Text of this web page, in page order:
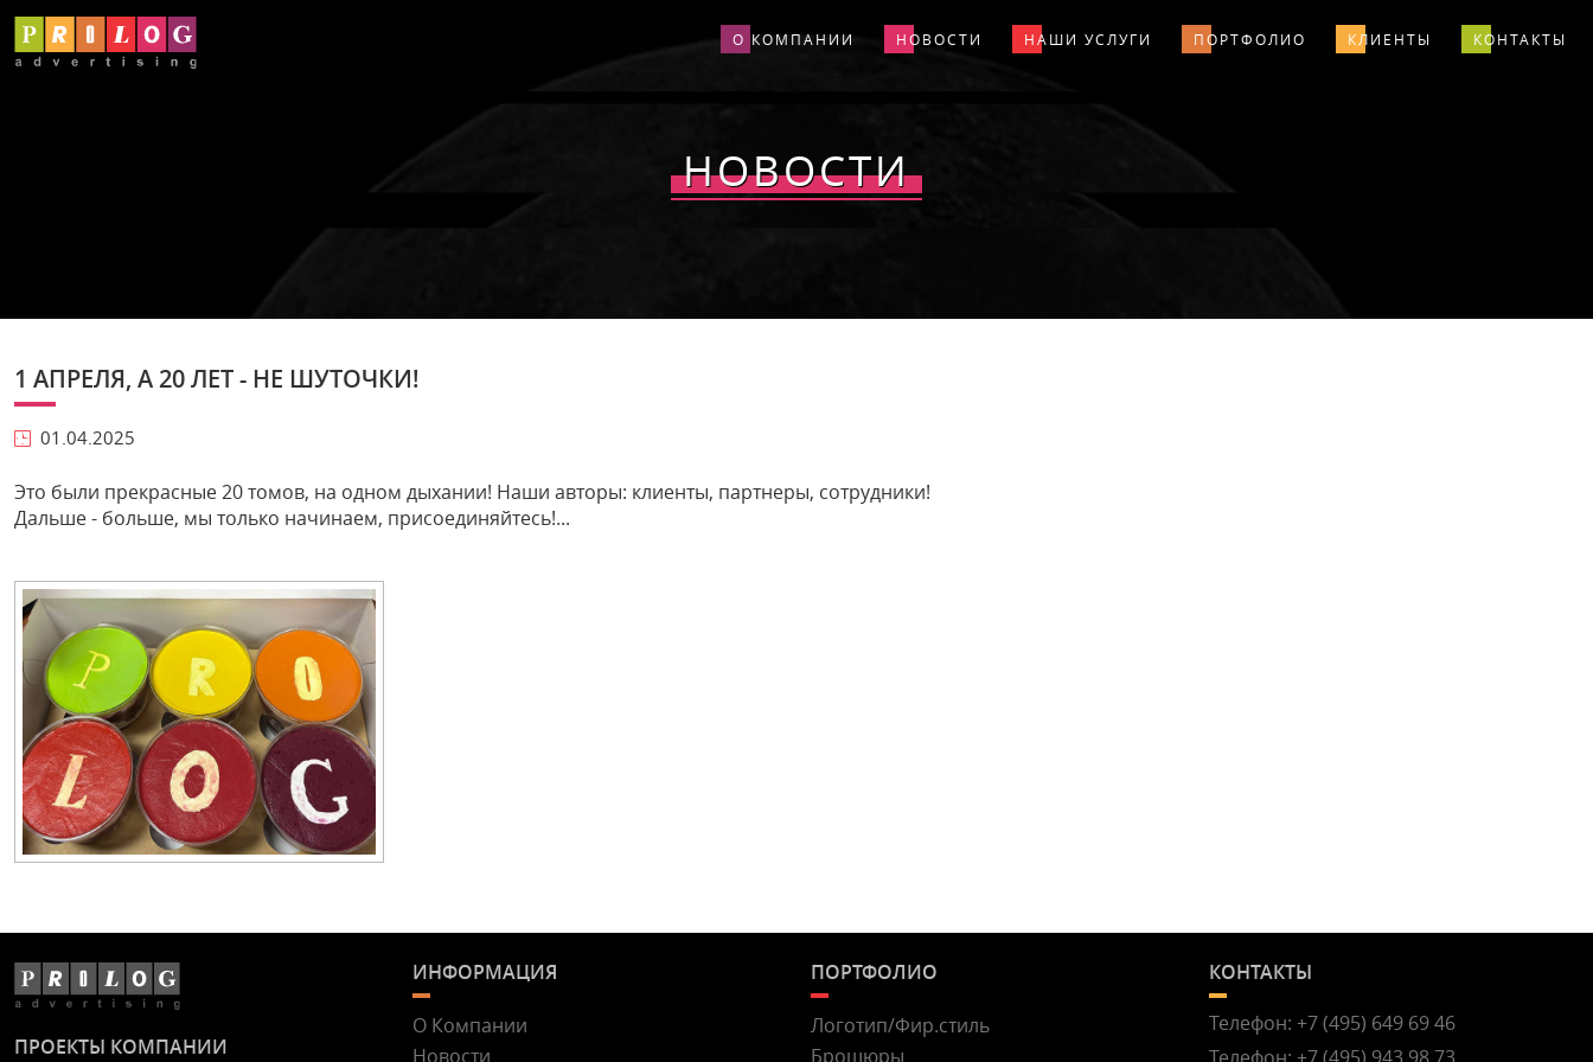
О КОМПАНИИ НОВОСТИ НАШИ УСЛУГИ ПОРТФОЛИО КЛИЕНТЫ КОНТАКТЫ
НОВОСТИ
1 АПРЕЛЯ, А 20 ЛЕТ - НЕ ШУТОЧКИ!
01.04.2025
Это были прекрасные 20 томов, на одном дыхании! Наши авторы: клиенты, партнеры, сотрудники!
Дальше - больше, мы только начинаем, присоединяйтесь!...
ПРОЕКТЫ КОМПАНИИ
ИНФОРМАЦИЯ
О Компании
Новости
ПОРТФОЛИО
Логотип/Фир.стиль
Брошюры
КОНТАКТЫ
Телефон: +7 (495) 649 69 46
Телефон: +7 (495) 943 98 73